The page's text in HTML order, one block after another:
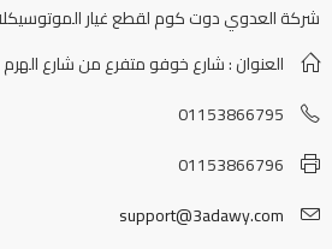
شركة العدوي دوت كوم لقطع غيار
العنوان : شارع خوفو متفرع من شارع
01153866795
01153866796
support@3adawy.com